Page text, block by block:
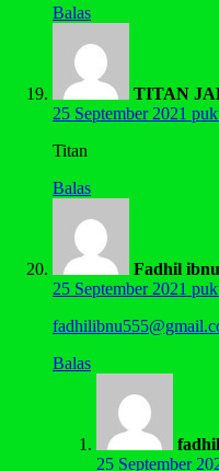
Balas
TITAN
25 September 2021
Titan
Balas
Fadhil ibnu
25 September 2021
Balas
25 September